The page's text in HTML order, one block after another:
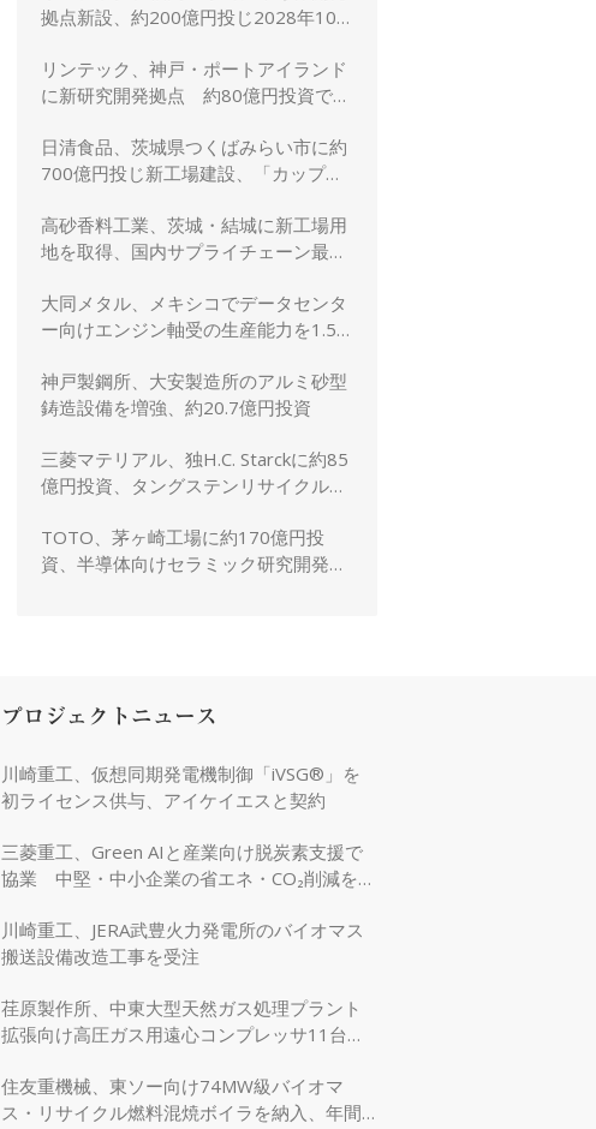
拠点新設、約200億円投じ2028年10
リンテック、神戸・ポートアイランド
に新研究開発拠点 約80億円投資で新
日清食品、茨城県つくばみらい市に約
700億円投じ新工場建設、「カップヌ
高砂香料工業、茨城・結城に新工場用
地を取得、国内サプライチェーン最適
大同メタル、メキシコでデータセンタ
ー向けエンジン軸受の生産能力を1.5
神戸製鋼所、大安製造所のアルミ砂型
鋳造設備を増強、約20.7億円投資
三菱マテリアル、独H.C. Starckに約85
億円投資、タングステンリサイクル能
TOTO、茅ヶ崎工場に約170億円投
資、半導体向けセラミック研究開発棟
プロジェクトニュース
川崎重工、仮想同期発電機制御「iVSG®」を
初ライセンス供与、アイケイエスと契約
三菱重工、Green AIと産業向け脱炭素支援で
協業 中堅・中小企業の省エネ・CO₂削減を強
川崎重工、JERA武豊火力発電所のバイオマス
搬送設備改造工事を受注
荏原製作所、中東大型天然ガス処理プラント
拡張向け高圧ガス用遠心コンプレッサ11台を
住友重機械、東ソー向け74MW級バイオマ
ス・リサイクル燃料混焼ボイラを納入、年間